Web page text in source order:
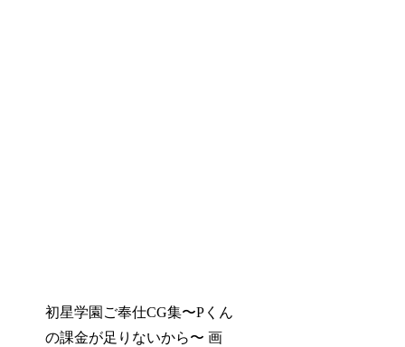
初星学園ご奉仕CG集〜Pくん
の課金が足りないから〜 画